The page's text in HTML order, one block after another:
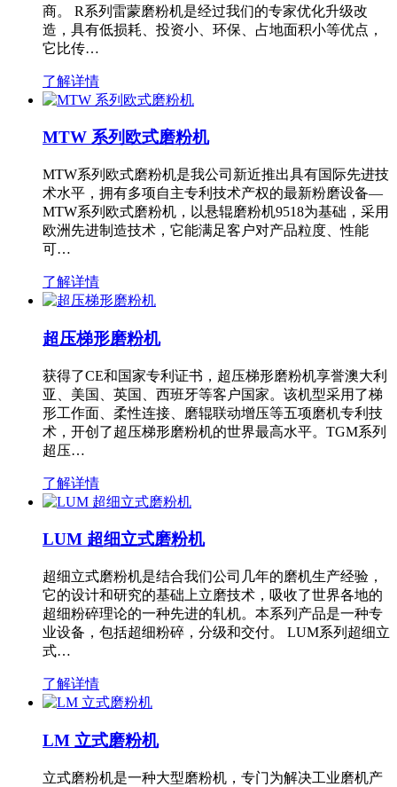
商。 R系列雷蒙磨粉机是经过我们的专家优化升级改
造，具有低损耗、投资小、环保、占地面积小等优点，
它比传…
了解详情
MTW 系列欧式磨粉机
MTW系列欧式磨粉机是我公司新近推出具有国际先进技
术水平，拥有多项自主专利技术产权的最新粉磨设备—
MTW系列欧式磨粉机，以悬辊磨粉机9518为基础，采用
欧洲先进制造技术，它能满足客户对产品粒度、性能
可…
了解详情
超压梯形磨粉机
获得了CE和国家专利证书，超压梯形磨粉机享誉澳大利
亚、美国、英国、西班牙等客户国家。该机型采用了梯
形工作面、柔性连接、磨辊联动增压等五项磨机专利技
术，开创了超压梯形磨粉机的世界最高水平。TGM系列
超压…
了解详情
LUM 超细立式磨粉机
超细立式磨粉机是结合我们公司几年的磨机生产经验，
它的设计和研究的基础上立磨技术，吸收了世界各地的
超细粉碎理论的一种先进的轧机。本系列产品是一种专
业设备，包括超细粉碎，分级和交付。 LUM系列超细立
式…
了解详情
LM 立式磨粉机
立式磨粉机是一种大型磨粉机，专门为解决工业磨机产